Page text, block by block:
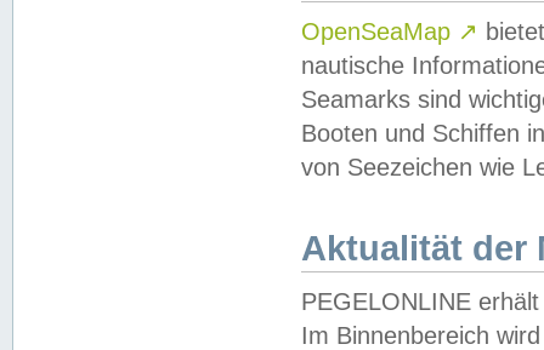
OpenSeaMap ↗
nautische
Seamarks sind
Booten und Schiffen
von Seezeichen wie
Aktualität der
PEGELONLINE
Im Binnenbereich